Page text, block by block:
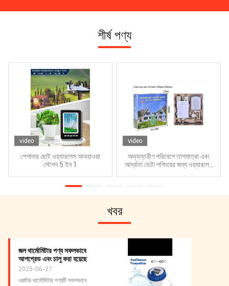
শীর্ষ পণ্য
video
পেশাদার ছোট ওয়্যারলেস আবহাওয়া
স্টেশন 5 ইন 1
video
অভ্যন্তরীণ পরিবেশে তাপমাত্রা এবং
আর্দ্রতা ডেটা লগিংয়ের জন্য ওয়্যারলেস
খবর
জল থার্মোমিটার পণ্য সফলভাবে
আপগ্রেড এবং চালু করা হয়েছে
2025-06-27
ওয়াটার থার্মোমিটার পণ্যটি সফলভাবে